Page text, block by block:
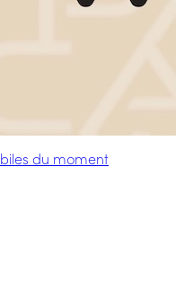
du moment